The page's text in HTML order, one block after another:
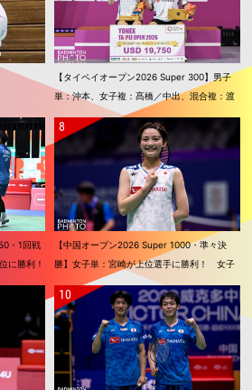
【タイペイオープン2026 Super 300】男子
単：沖本、女子複：髙橋／中出、混合複：渡
辺／田口が優勝！！
・1回戦
に勝利！
進出
【中国オープン2026 Super 1000・準々決
勝】女子単：宮崎が上位選手に勝利！ 女子
単：山口、女子複：福島／松本も準決勝進出